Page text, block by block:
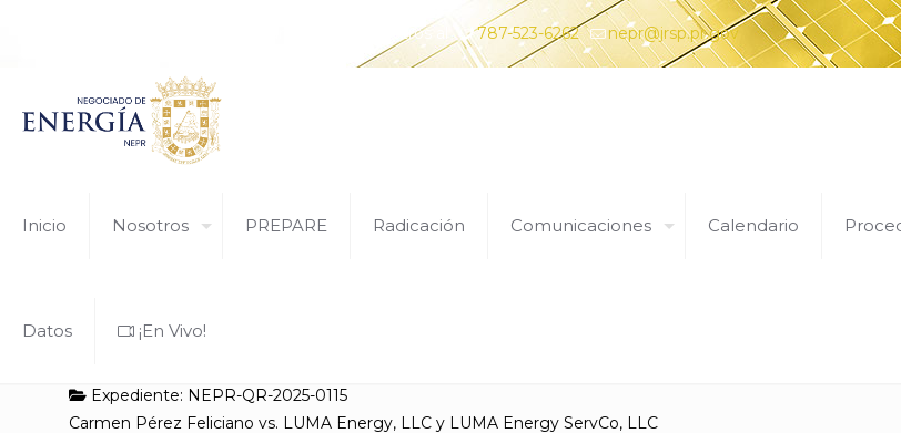
¿Tiene alguna pregunta? Comunícate con nosotros al 787-523-6262 nepr@jrsp.pr.gov
Inicio Nosotros PREPARE Radicación Comunicaciones Calendario
Datos ¡En Vivo!
Expediente: NEPR-QR-2025-0115
Carmen Pérez Feliciano vs. LUMA Energy, LLC y LUMA Energy ServCo, LLC